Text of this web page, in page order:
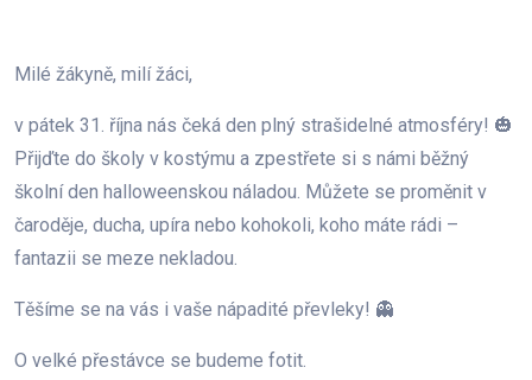
Milé žákyně, milí žáci,
v pátek 31. října nás čeká den plný strašidelné atmosféry! 🎃
Přijďte do školy v kostýmu a zpestřete si s námi běžný
školní den halloweenskou náladou. Můžete se proměnit v
čaroděje, ducha, upíra nebo kohokoli, koho máte rádi –
fantazii se meze nekladou.
Těšíme se na vás i vaše nápadité převleky! 👻
O velké přestávce se budeme fotit.